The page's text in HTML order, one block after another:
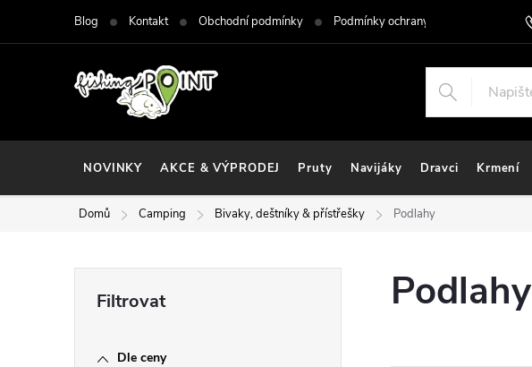
Blog Kontakt Obchodní podmínky Podmínky ochrany osobních údajů
NOVINKY AKCE & VÝPRODEJ Pruty Navijáky Dravci Krmení
Domů Camping Bivaky, deštníky & přístřešky Podlahy
Dle ceny
Podlahy